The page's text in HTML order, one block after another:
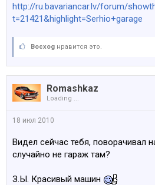
http://ru.bavariancar.lv/forum/
t=21421&highlight=Serhio+garage
Bocxog нравится это.
Romashkaz
Loading ...
18 июл 2010
Видел сейчас тебя, поворачивал
случайно не гараж там?
З.Ы. Красивый машин